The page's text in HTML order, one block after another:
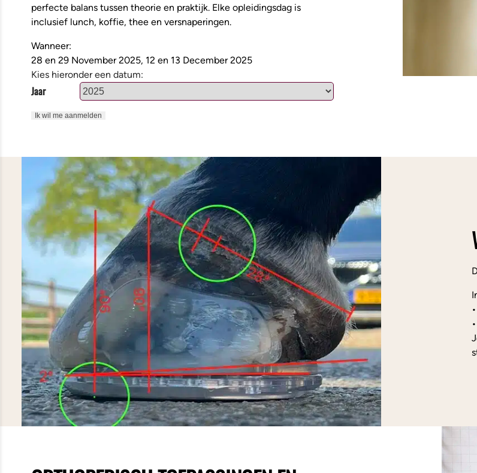
perfecte balans tussen theorie en praktijk. Elke opleidingsdag is
inclusief lunch, koffie, thee en versnaperingen.
Wanneer:
28 en 29 November 2025, 12 en 13 December 2025
Kies hieronder een datum:
Jaar
Ik wil me aanmelden